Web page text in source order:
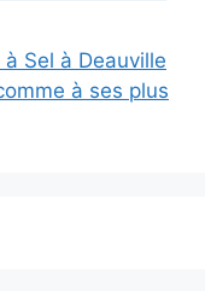
Sel à Deauville
à ses plus